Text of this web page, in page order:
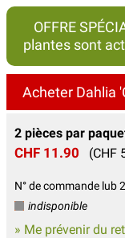
OFFRE
plantes sont
Acheter Dahlia
2 pièces par
CHF 11.90 (CHF
N° de commande lub
indisponible
» Me prévenir du